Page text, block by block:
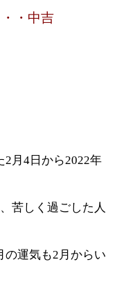
・中吉
2月4日から2022年
苦しく過ごした人
の運気も2月からい